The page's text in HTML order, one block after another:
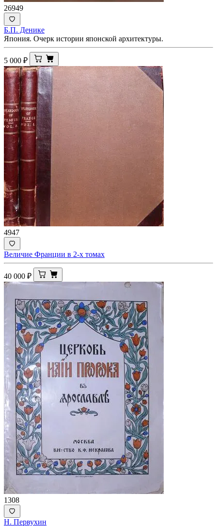
26949
Б.П. Денике
Япония. Очерк истории японской архитектуры.
5 000 ₽
4947
Величие Франции в 2-х томах
40 000 ₽
1308
Н. Первухин